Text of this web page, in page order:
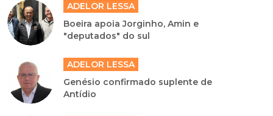
ADELOR LESSA
Boeira apoia Jorginho, Amin e
"deputados" do sul
ADELOR LESSA
Genésio confirmado suplente de
Antídio